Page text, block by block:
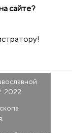
сайте?
2022